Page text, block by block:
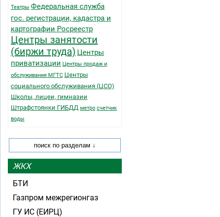
Театры Федеральная служба
гос. регистрации, кадастра и
картографии Росреестр
Центры занятости
(биржи труда) Центры
приватизации Центры продаж и
обслуживания МГТС Центры
социального обслуживания (ЦСО)
Школы, лицеи, гимназии
Штрафстоянки ГИБДД метро счетчик
воды
ЖКХ
БТИ
Газпром межрегионгаз
ГУ ИС (ЕИРЦ)